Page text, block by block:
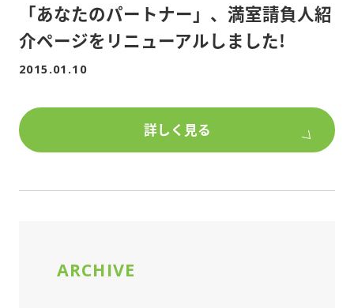
「あなたのパートナー」、満室請負人紹
介ページをリニューアルしました!
2015.01.10
詳しく見る
ARCHIVE